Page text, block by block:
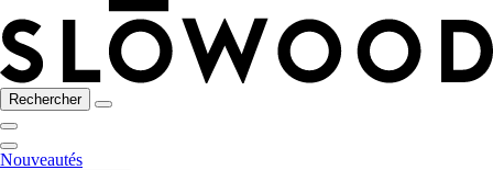
Rechercher
Nouveautés